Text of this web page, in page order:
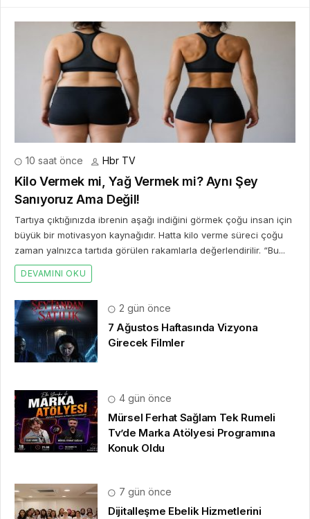
10 saat önce Hbr TV
Kilo Vermek mi, Yağ Vermek mi? Aynı Şey
Sanıyoruz Ama Değil!
Tartıya çıktığınızda ibrenin aşağı indiğini görmek çoğu insan için
büyük bir motivasyon kaynağıdır. Hatta kilo verme süreci çoğu
zaman yalnızca tartıda görülen rakamlarla değerlendirilir. “Bu...
DEVAMINI OKU
2 gün önce
7 Ağustos Haftasında Vizyona
Girecek Filmler
4 gün önce
Mürsel Ferhat Sağlam Tek Rumeli
Tv’de Marka Atölyesi Programına
Konuk Oldu
7 gün önce
Dijitalleşme Ebelik Hizmetlerini